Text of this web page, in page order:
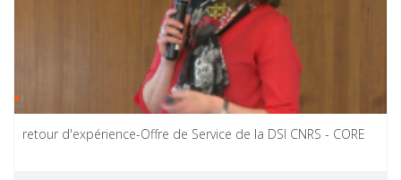
retour d'expérience-Offre de Service de la DSI CNRS - CORE